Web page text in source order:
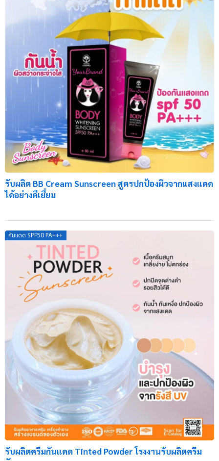
รับผลิต BB Cream Sunscreen สูตรปกป้องผิวจากแสงแดด
ได้อย่างดีเยี่ยม
กันแดด SPF50 PA+++
รับผลิตครีมกันแดด Tinted Powder โรงงานรับผลิตครีม